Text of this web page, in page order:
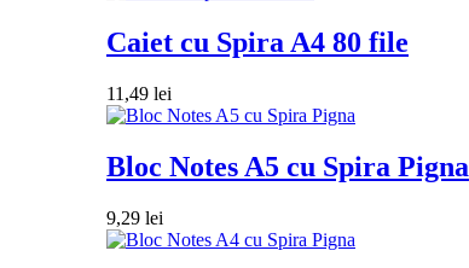
Caiet cu Spira A4 80 file
11,49 lei
Bloc Notes A5 cu Spira Pigna
9,29 lei